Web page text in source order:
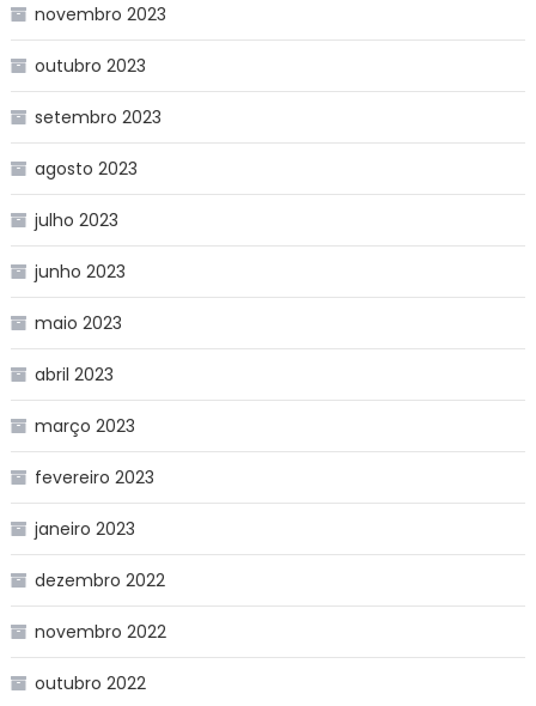
novembro 2023
outubro 2023
setembro 2023
agosto 2023
julho 2023
junho 2023
maio 2023
abril 2023
março 2023
fevereiro 2023
janeiro 2023
dezembro 2022
novembro 2022
outubro 2022